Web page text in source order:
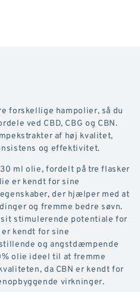
forskellige hampolier, så du
ved CBD, CBG og CBN.
af høj kvalitet,
og effektivitet.
ml olie, fordelt på tre flasker
er kendt for sine
der hjælper med at
og fremme bedre søvn.
stimulerende potentiale for
kendt for sine
og angstdæmpende
olie ideel til at fremme
da CBN er kendt for
virkninger.